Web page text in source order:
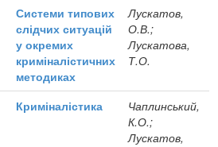
Системи типових
слідчих ситуацій
у окремих
криміналістичних
методиках
Лускатов,
О.В.;
Лускатова,
Т.О.
Криміналістика
Чаплинський,
К.О.;
Лускатов,